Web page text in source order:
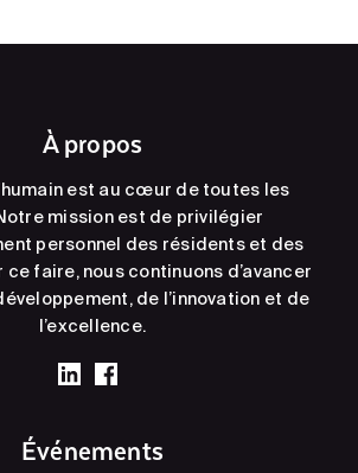
À propos
est au cœur de toutes les
mission est de privilégier
personnel des résidents et des
ce faire, nous continuons d’avancer
de l’innovation et de
l’excellence.
Événements